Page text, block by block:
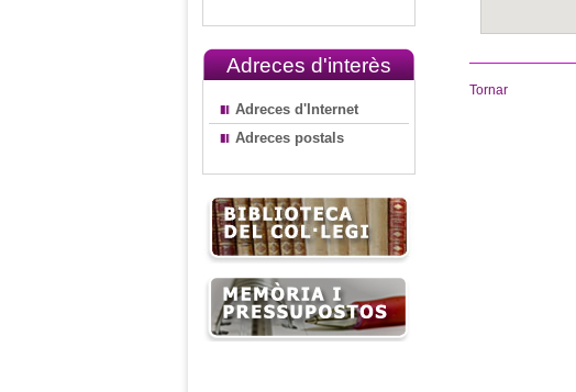
Adreces d'interès
Adreces d'Internet
Adreces postals
Tornar